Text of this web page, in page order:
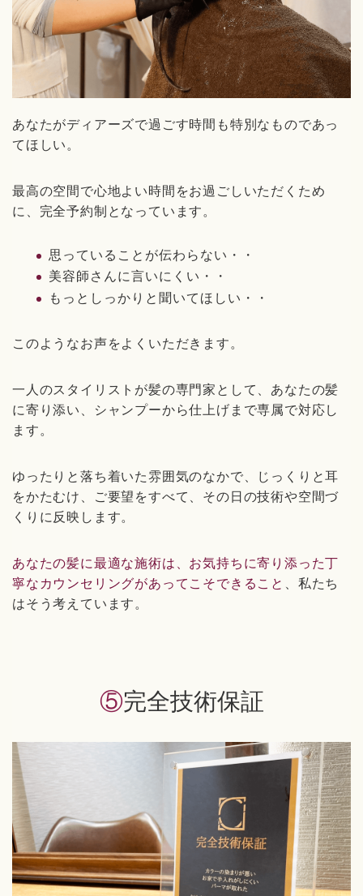
あなたがディアーズで過ごす時間も特別なものであっ
てほしい。
最高の空間で心地よい時間をお過ごしいただくため
に、完全予約制となっています。
思っていることが伝わらない・・
美容師さんに言いにくい・・
もっとしっかりと聞いてほしい・・
このようなお声をよくいただきます。
一人のスタイリストが髪の専門家として、あなたの髪
に寄り添い、シャンプーから仕上げまで専属で対応し
ます。
ゆったりと落ち着いた雰囲気のなかで、じっくりと耳
をかたむけ、ご要望をすべて、その日の技術や空間づ
くりに反映します。
あなたの髪に最適な施術は、お気持ちに寄り添った丁
寧なカウンセリングがあってこそできること
、私たち
はそう考えています。
⑤完全技術保証